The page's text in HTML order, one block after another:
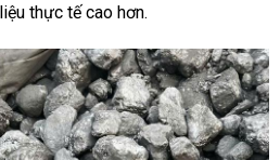
thực tế cao hơn.